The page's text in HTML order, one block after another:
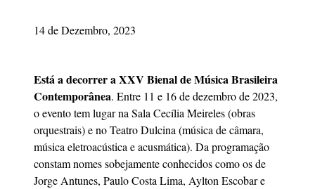
14 de Dezembro, 2023
Está a decorrer a XXV Bienal de Música Brasileira
Contemporânea. Entre 11 e 16 de dezembro de 2023,
o evento tem lugar na Sala Cecília Meireles (obras
orquestrais) e no Teatro Dulcina (música de câmara,
música eletroacústica e acusmática). Da programação
constam nomes sobejamente conhecidos como os de
Jorge Antunes, Paulo Costa Lima, Aylton Escobar e